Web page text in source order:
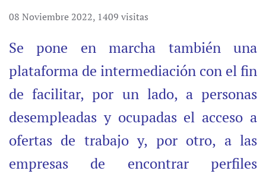
08 Noviembre 2022, 1409 visitas
Se pone en marcha también una
plataforma de intermediación con el fin
de facilitar, por un lado, a personas
desempleadas y ocupadas el acceso a
ofertas de trabajo y, por otro, a las
empresas de encontrar perfiles